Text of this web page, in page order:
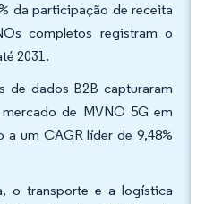
da participação de receita
completos registram o
2031.
de dados B2B capturaram
de MVNO 5G em
a um CAGR líder de 9,48%
o transporte e a logística